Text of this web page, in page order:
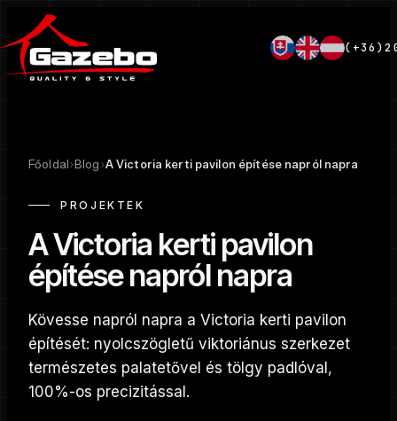
Főoldal›Blog›A Victoria kerti pavilon építése napról napra
PROJEKTEK
A Victoria kerti pavilon
építése napról napra
Kövesse napról napra a Victoria kerti pavilon
építését: nyolcszögletű viktoriánus szerkezet
természetes palatetővel és tölgy padlóval,
100%-os precizitással.